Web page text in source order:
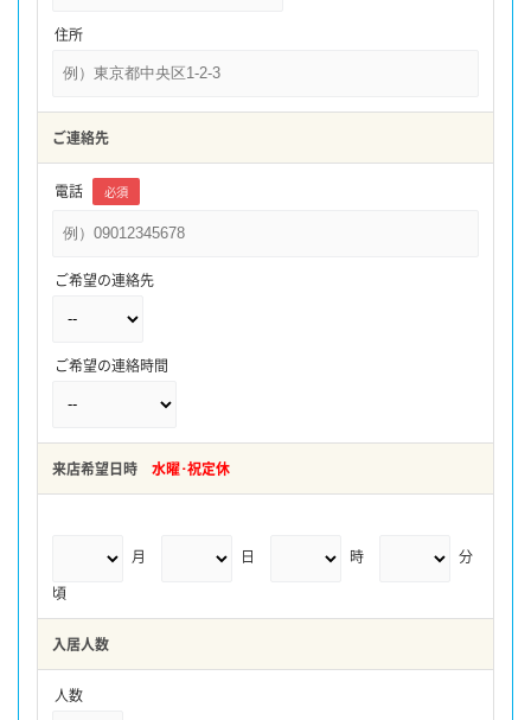
住所
ご連絡先
電話 必須
ご希望の連絡先
ご希望の連絡時間
来店希望日時 水曜･祝定休
月 日 時
分
頃
入居人数
人数